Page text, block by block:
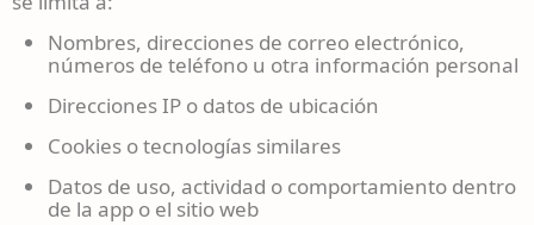
Nombres, direcciones de correo electrónico,
números de teléfono u otra información personal
Direcciones IP o datos de ubicación
Cookies o tecnologías similares
Datos de uso, actividad o comportamiento dentro
de la app o el sitio web